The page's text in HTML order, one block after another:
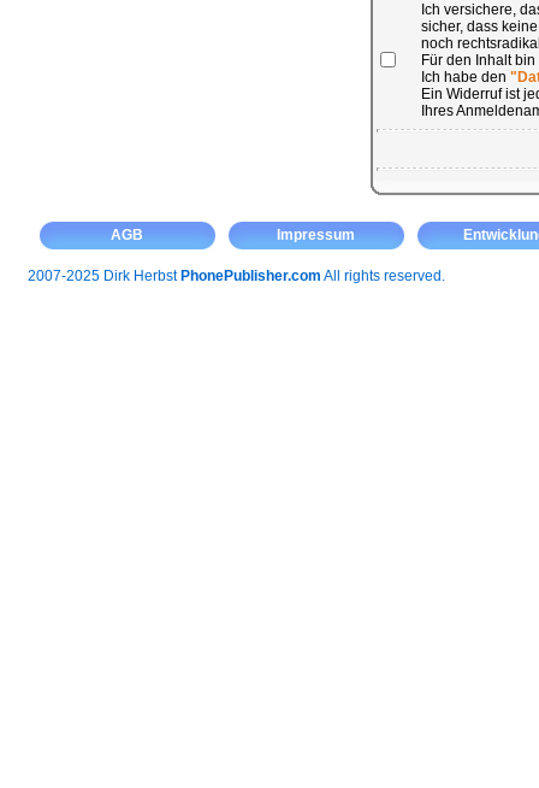
Ich versichere,
sicher, dass
noch
Für den Inhalt
Ich habe den
Ein Widerruf ist
Ihres
AGB Impressum
2007-2025 Dirk Herbst PhonePublisher.com All rights reserved.